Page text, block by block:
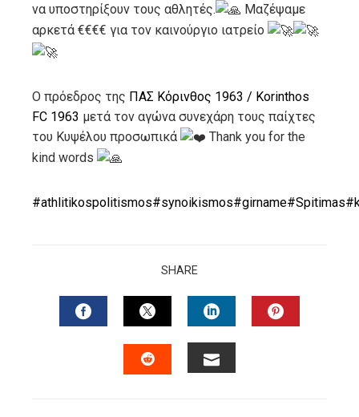
να υποστηρίξουν τους αθλητές.
Μαζέψαμε
αρκετά €€€€ για τον καινούργιο ιατρείο
Ο πρόεδρος της ΠΑΣ Κόρινθος 1963 / Korinthos
FC 1963 μετά τον αγώνα συνεχάρη τους παίχτες
του Κυψέλου προσωπικά
Thank you for the
kind words
#athlitikospolitismos#synoikismos#girname#Spitimas
SHARE
FACEBOOKTWITTERLINKEDIN